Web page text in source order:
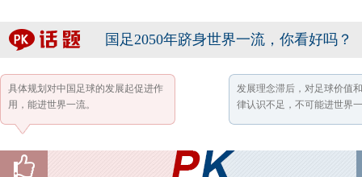
国足2050年跻身世界一流，你看好吗？
具体规划对中国足球的发展起促进作
用，能进世界一流。
发展理念滞后，对足球价值
律认识不足，不可能进世界